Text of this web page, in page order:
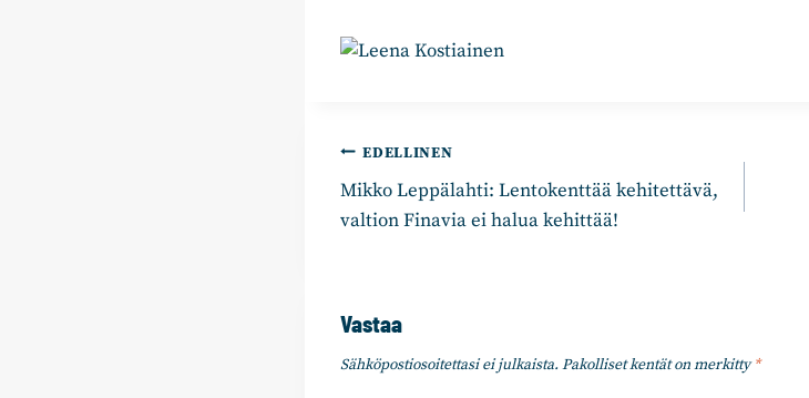
Artikkelien
selaus
EDELLINEN
Mikko Leppälahti: Lentokenttää kehitettävä,
valtion Finavia ei halua kehittää!
Vastaa
Sähköpostiosoitettasi ei julkaista. Pakolliset kentät on merkitty*